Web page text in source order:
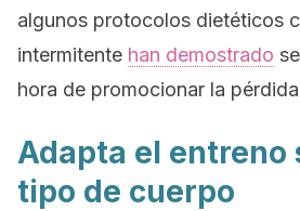
algunos protocolos dietéticos
intermitente han demostrado
hora de promocionar la
Adapta el entreno
tipo de cuerpo